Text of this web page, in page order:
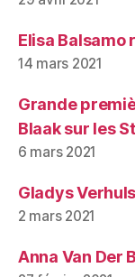
Elisa Balsamo
14 mars 2021
Grande
Blaak sur les
6 mars 2021
Gladys
2 mars 2021
Anna Van Der